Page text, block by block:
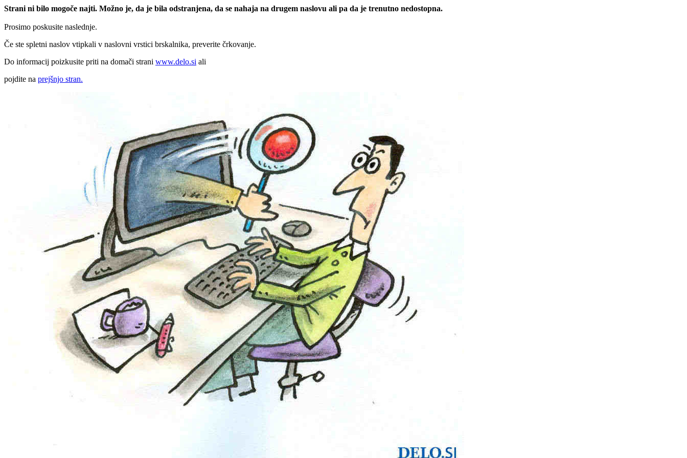
Strani ni bilo mogoče najti. Možno je, da je bila odstranjena, da se nahaja na drugem naslovu ali pa da je trenutno nedostopna.
Prosimo poskusite naslednje.
Če ste spletni naslov vtipkali v naslovni vrstici brskalnika, preverite črkovanje.
Do informacij poizkusite priti na domači strani www.delo.si ali
pojdite na prejšnjo stran.